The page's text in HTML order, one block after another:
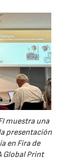
muestra una
presentación
en Fira de
Global Print